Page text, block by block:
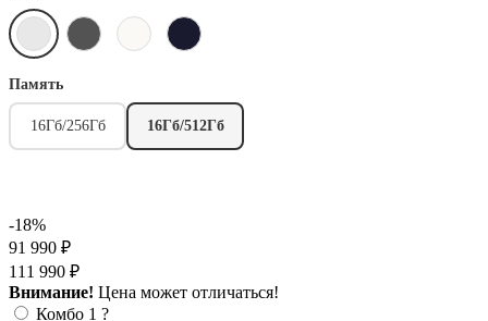
Память
16Гб/256Гб 16Гб/512Гб
-18%
91 990 ₽
111 990 ₽
Внимание! Цена может отличаться!
Комбо 1 ?